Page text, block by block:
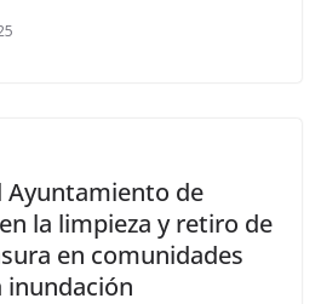
Ayuntamiento de
la limpieza y retiro de
en comunidades
inundación